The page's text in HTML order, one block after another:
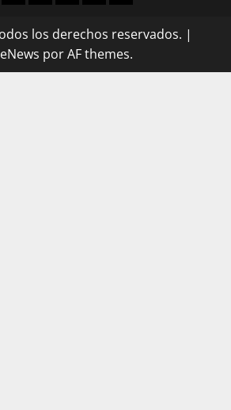
los derechos reservados. |
por AF themes.